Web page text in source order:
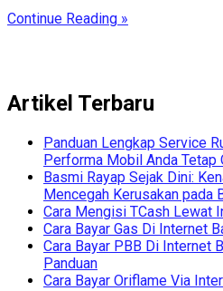
Continue Reading »
Artikel Terbaru
Panduan Lengkap Service
Performa Mobil Anda Tetap
Basmi Rayap Sejak Dini:
Mencegah Kerusakan pada
Cara Mengisi TCash Lewat
Cara Bayar Gas Di Internet
Cara Bayar PBB Di Internet
Panduan
Cara Bayar Oriflame Via